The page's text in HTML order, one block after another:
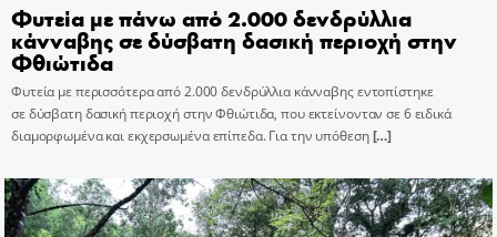
Φυτεία με πάνω από 2.000 δενδρύλλια
κάνναβης σε δύσβατη δασική περιοχή στην
Φθιώτιδα
Φυτεία με περισσότερα από 2.000 δενδρύλλια κάνναβης εντοπίστηκε
σε δύσβατη δασική περιοχή στην Φθιώτιδα, που εκτείνονταν σε 6 ειδικά
διαμορφωμένα και εκχερσωμένα επίπεδα. Για την υπόθεση[…]